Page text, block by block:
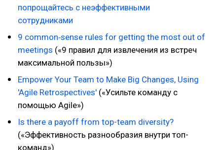
попрощайтесь с неэффективными
сотрудниками
9 common‑sense rules for getting the most out of
meetings («9 правил для извлечения из встреч
максимальной пользы»)
Empower Your Team to Make Big Changes, Using
'Agile Retrospectives' («Усильте команду с
помощью Agile»)
Is there a payoff from top-team diversity?
(«Эффективность разнообразия внутри топ-
команд»)